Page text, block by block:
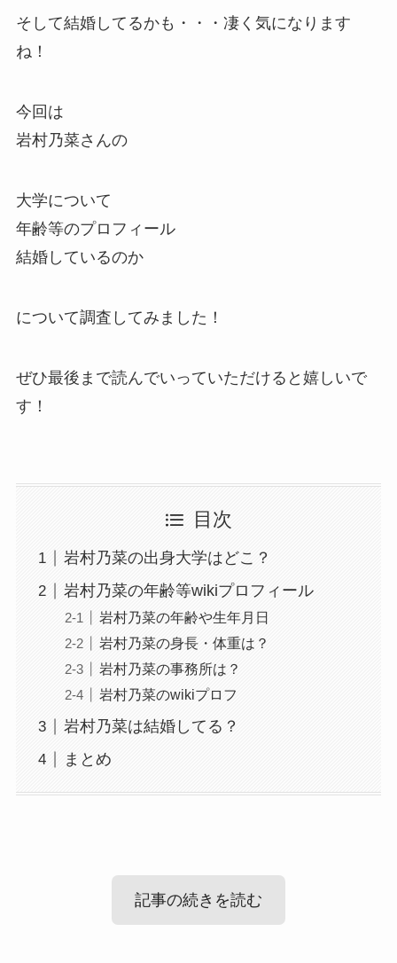
そして結婚してるかも・・・凄く気になります
ね！
今回は
岩村乃菜さんの
大学について
年齢等のプロフィール
結婚しているのか
について調査してみました！
ぜひ最後まで読んでいっていただけると嬉しいで
す！
目次
岩村乃菜の出身大学はどこ？
岩村乃菜の年齢等wikiプロフィール
岩村乃菜の年齢や生年月日
岩村乃菜の身長・体重は？
岩村乃菜の事務所は？
岩村乃菜のwikiプロフ
岩村乃菜は結婚してる？
まとめ
記事の続きを読む